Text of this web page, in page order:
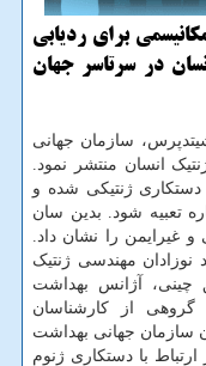
برای ردیابی
در سرتاسر جهان
سازمان جهانی
انسان منتشر نمود.
دستکاری ژنتیکی شده و
تعبیه شود. بدین سان
و غیرایمن را نشان داد.
تولد نوزادان مهندسی ژنتیک
آژانس بهداشت
۲۰۱۸ میلادی به گروهی از کارشناسان
سازمان جهانی بهداشت
ارتباط با دستکاری ژنوم